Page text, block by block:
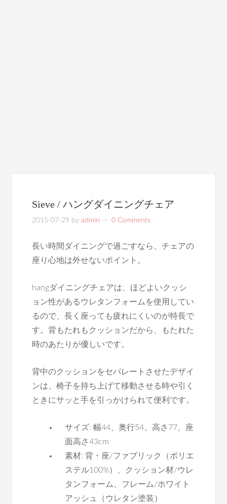
Sieve / ハングダイニングチェア
2015-07-29 byadmin 0 Comments
長い時間ダイニングで過ごすなら、チェアの
座り心地は外せないポイント。
hangダイニングチェアは、ほどよいクッシ
ョン性があるウレタンフォームを使用してい
るので、長く座っても疲れにくいのが特長で
す。背もたれもクッションだから、もたれた
時のあたりが優しいです。
背中のクッションをセパレートさせたデザイ
ンは、椅子を持ち上げて移動させる時や引く
ときにサッと手を引っかけられて便利です。
サイズ: 幅44、奥行54、高さ77、座
面高さ43cm
素材: 背・座/ファブリック（ポリエ
ステル100%）、クッション材/ウレ
タンフォーム、フレーム/ホワイト
アッシュ（ウレタン塗装）